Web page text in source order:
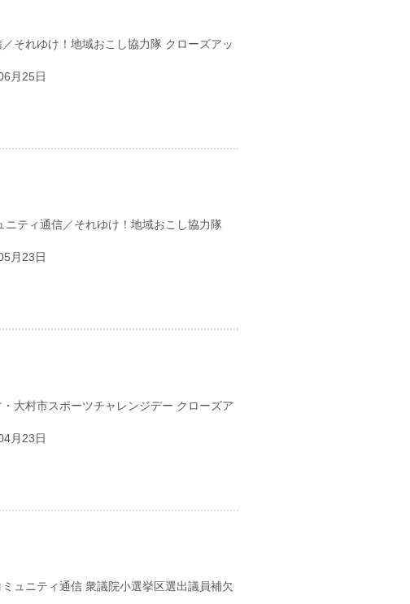
それゆけ！地域おこし協力隊 クローズアッ
月25日
ティ通信／それゆけ！地域おこし協力隊
月23日
大村市スポーツチャレンジデー クローズア
月23日
ュニティ通信 衆議院小選挙区選出議員補欠